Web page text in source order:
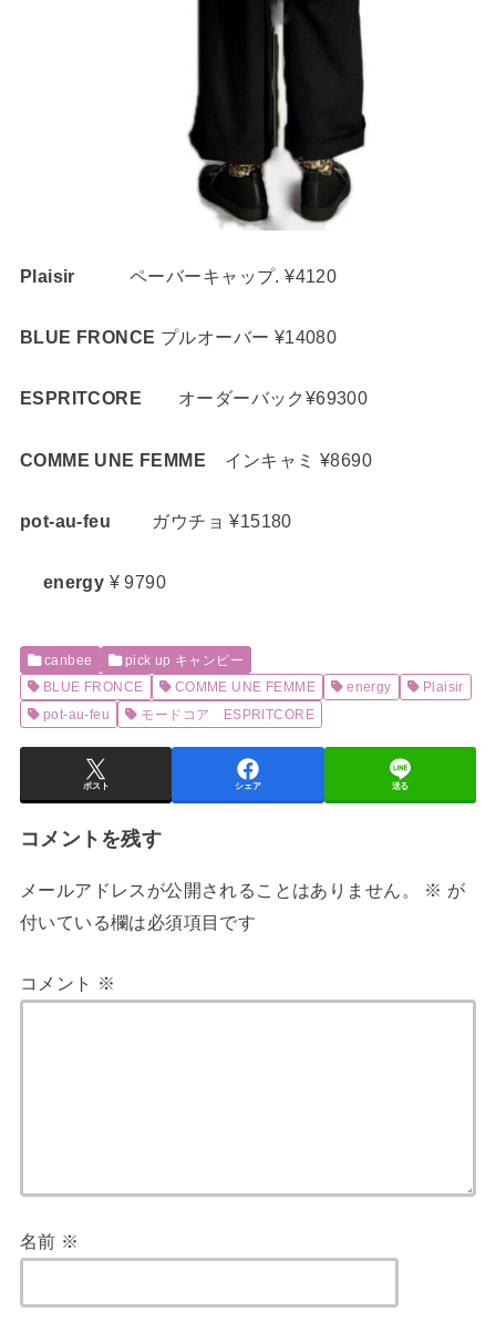
Plaisir ペーバーキャップ. ¥4120
BLUE FRONCE プルオーバー ¥14080
ESPRITCORE オーダーバック¥69300
COMME UNE FEMME インキャミ ¥8690
pot-au-feu ガウチョ ¥15180
energy ¥ 9790
canbee
pick up キャンビー
BLUE FRONCE
COMME UNE FEMME energy
Plaisir
pot-au-feu
モードコア ESPRITCORE
ポスト シェア 送る
コメントを残す
メールアドレスが公開されることはありません。 ※ が
付いている欄は必須項目です
コメント ※
名前 ※